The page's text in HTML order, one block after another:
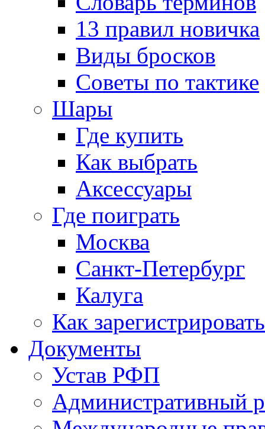
13 правил новичка
Виды бросков
Советы по тактике
Шары
Где купить
Как выбрать
Аксессуары
Где поиграть
Москва
Санкт-Петербург
Калуга
Как
Документы
Устав РФП
Административный